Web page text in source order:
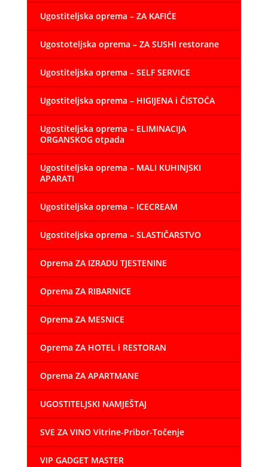
Ugostiteljska oprema – ZA KAFIĆE
Ugostoteljska oprema – ZA SUSHI restorane
Ugostiteljska oprema – SELF SERVICE
Ugostiteljska oprema – HIGIJENA i ČISTOĆA
Ugostiteljska oprema – ELIMINACIJA
ORGANSKOG otpada
Ugostiteljska oprema – MALI KUHINJSKI
APARATI
Ugostiteljska oprema – ICECREAM
Ugostiteljska oprema – SLASTIČARSTVO
Oprema ZA IZRADU TJESTENINE
Oprema ZA RIBARNICE
Oprema ZA MESNICE
Oprema ZA HOTEL i RESTORAN
Oprema ZA APARTMANE
UGOSTITELJSKI NAMJEŠTAJ
SVE ZA VINO Vitrine-Pribor-Točenje
VIP GADGET MASTER